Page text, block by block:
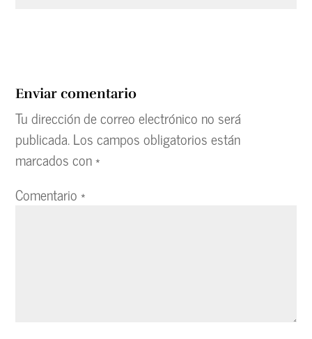
Enviar comentario
Tu dirección de correo electrónico no será
publicada.Los campos obligatorios están
marcados con*
Comentario*